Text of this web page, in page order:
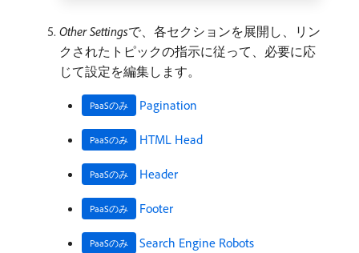
Other Settings​で、各セクションを展開し、リン
クされたトピックの指示に従って、必要に応
じて設定を編集します。
PaaSのみ Pagination
PaaSのみ HTML Head
PaaSのみ Header
PaaSのみ Footer
PaaSのみ Search Engine Robots